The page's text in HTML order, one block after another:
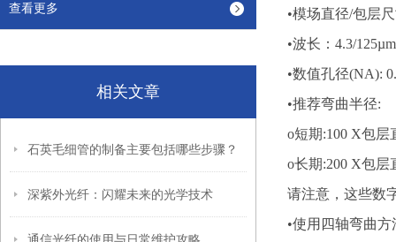
查看更多
相关文章
石英毛细管的制备主要包括哪些步骤？
深紫外光纤：闪耀未来的光学技术
•模场直径/包层
•波长：4.3/
•数值孔径(NA):
•推荐弯曲半径:
o短期:100 X包层
o长期:200 X包层
请注意，这些数
•使用四轴弯曲